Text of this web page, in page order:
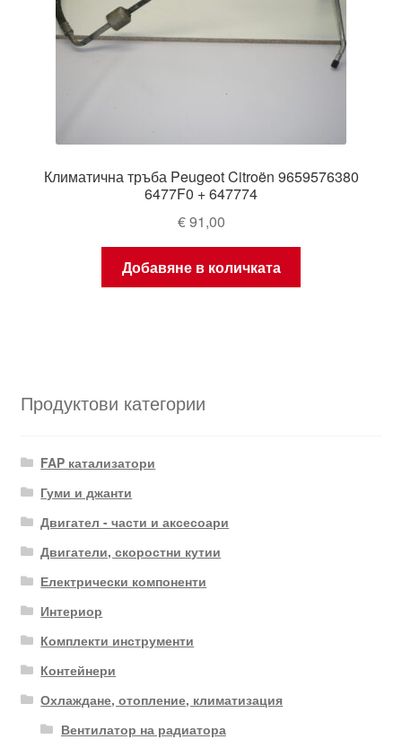
Климатична тръба Peugeot Citroën 9659576380
6477F0 + 647774
€91,00
Добавяне в количката
Продуктови категории
FAP катализатори
Гуми и джанти
Двигател - части и аксесоари
Двигатели, скоростни кутии
Електрически компоненти
Интериор
Комплекти инструменти
Контейнери
Охлаждане, отопление, климатизация
Вентилатор на радиатора